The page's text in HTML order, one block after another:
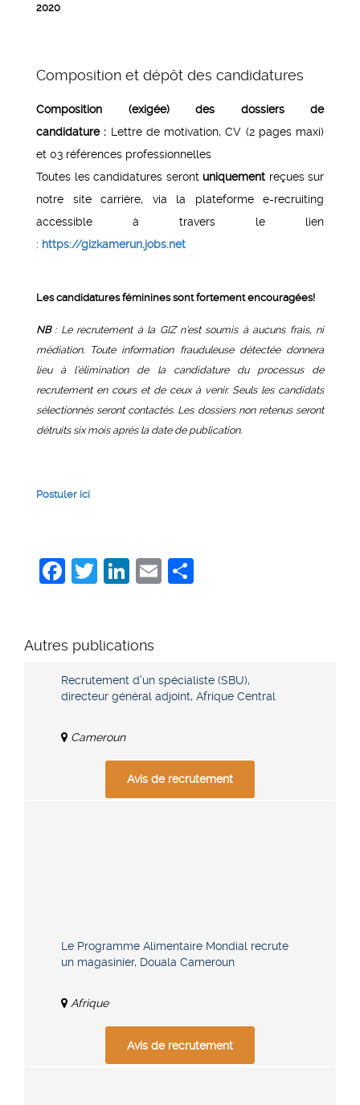
2020
Composition et dépôt des candidatures
Composition (exigée) des dossiers de
candidature : Lettre de motivation, CV (2 pages maxi)
et 03 références professionnelles
Toutes les candidatures seront uniquement reçues sur
notre site carrière, via la plateforme e-recruiting
accessible à travers le lien
: https://gizkamerun.jobs.net
Les candidatures féminines sont fortement encouragées!
NB : Le recrutement à la GIZ n’est soumis à aucuns frais, ni
médiation. Toute information frauduleuse détectée donnera
lieu à l’élimination de la candidature du processus de
recrutement en cours et de ceux à venir. Seuls les candidats
sélectionnés seront contactés. Les dossiers non retenus seront
détruits six mois après la date de publication.
Postuler ici
Facebook
Twitter
LinkedIn
Email
Autres publications
Recrutement d’un spécialiste (SBU),
directeur général adjoint, Afrique Central
Cameroun
Avis de recrutement
Le Programme Alimentaire Mondial recrute
un magasinier, Douala Cameroun
Afrique
Avis de recrutement